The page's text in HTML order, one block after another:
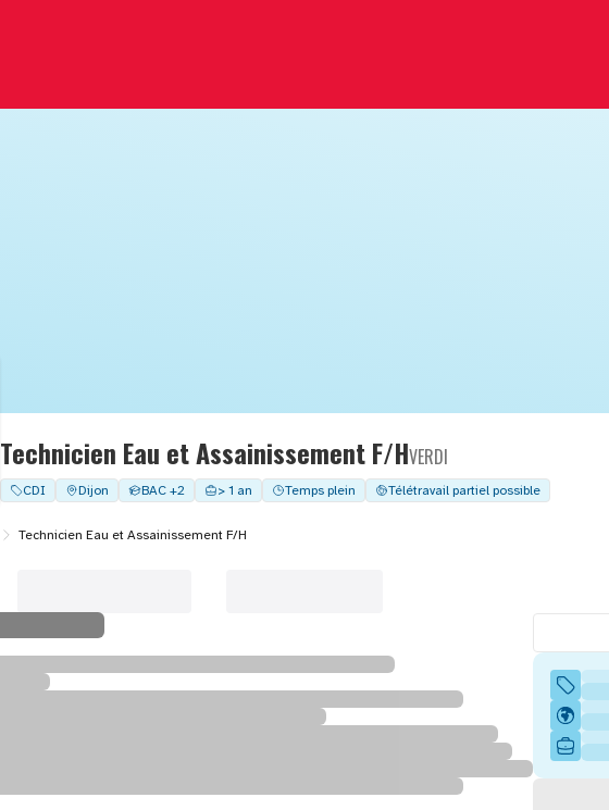
Technicien Eau et Assainissement F/HVERDI
CDI Dijon BAC +2 > 1 an Temps plein Télétravail partiel possible
Technicien Eau et Assainissement F/H